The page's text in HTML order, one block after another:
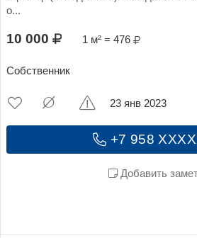
о...
10 000 1 м² = 476
Собственник
+7 958
Добавить
23 янв 2023